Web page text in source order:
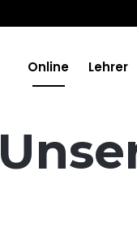
Online Lehrer